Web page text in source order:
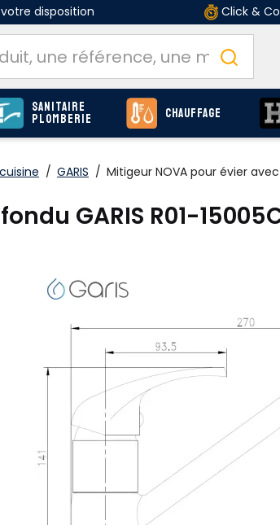
disposition Click &
Sanitaire
Plomberie Chauffage
/ GARIS / Mitigeur NOVA pour évier avec
GARIS R01-
LES AVANTAGES DU PRODUIT
Robuste
Manette ergonomique
Mousseur NF
Bec mobile
Matériaux durable